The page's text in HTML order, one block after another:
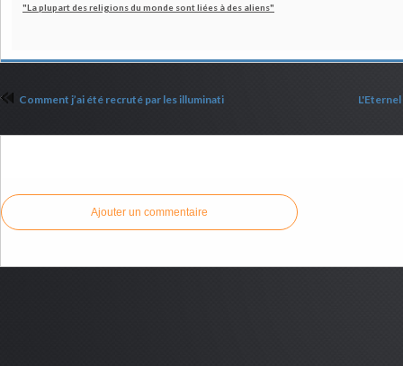
"La plupart des religions du monde sont liées à des aliens"
Comment j’ai été recruté par les illuminati
Ajouter un commentaire